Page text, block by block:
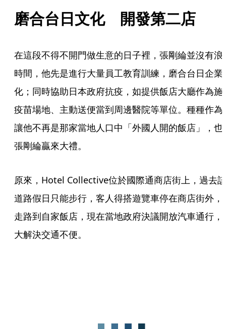
磨合台日文化　開發第二店
在這段不得不開門做生意的日子裡，張剛綸並沒有浪
時間，他先是進行大量員工教育訓練，磨合台日企業
化；同時協助日本政府抗疫，如提供飯店大廳作為施
疫苗場地、主動送便當到周邊醫院等單位。種種作為
讓他不再是那家當地人口中「外國人開的飯店」，也
張剛綸贏來大禮。
原來，Hotel Collective位於國際通商店街上，過去該
道路假日只能步行，客人得搭遊覽車停在商店街外，
走路到自家飯店，現在當地政府決議開放汽車通行，
大解決交通不便。